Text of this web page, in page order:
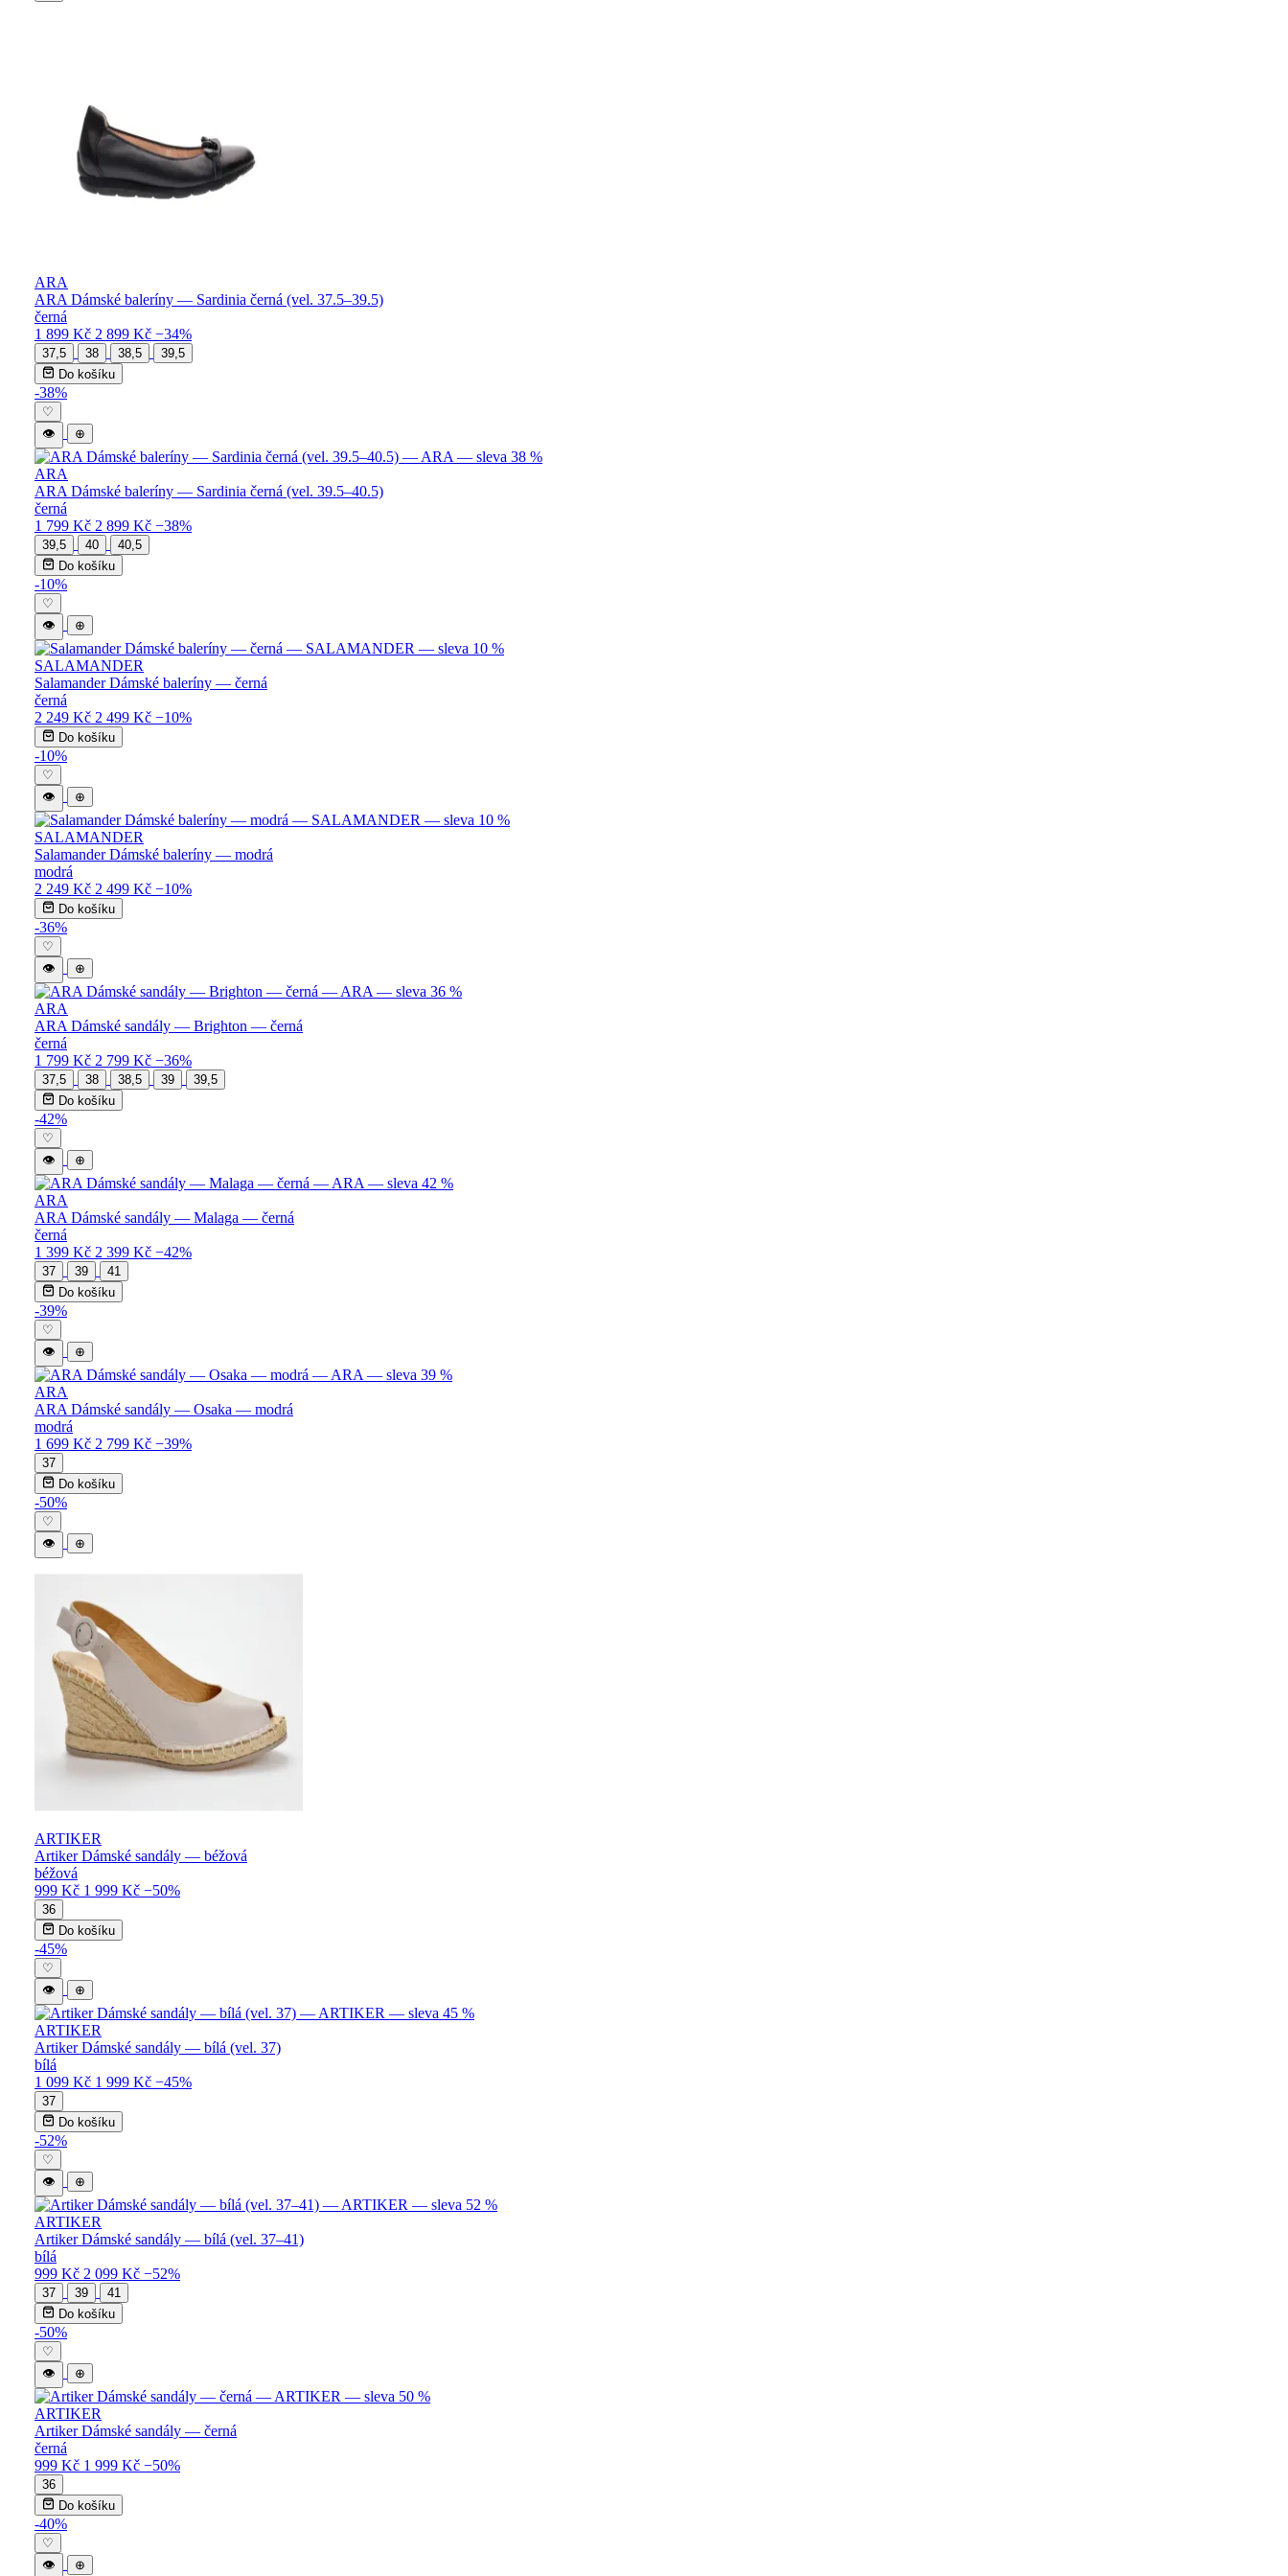
ARA
ARA Dámské baleríny — Sardinia černá (vel. 37.5–39.5)
černá
1 899 Kč 2 899 Kč −34%
37,5 38 38,5
39,5
Do košíku
-38%
♡
👁
⊕
ARA
ARA Dámské baleríny — Sardinia černá (vel. 39.5–40.5)
černá
1 799 Kč 2 899 Kč −38%
39,5 40
40,5
Do košíku
-10%
♡
👁
⊕
SALAMANDER
Salamander Dámské baleríny — černá
černá
2 249 Kč 2 499 Kč −10%
Do košíku
-10%
♡
👁
⊕
SALAMANDER
Salamander Dámské baleríny — modrá
modrá
2 249 Kč 2 499 Kč −10%
Do košíku
-36%
♡
👁
⊕
ARA
ARA Dámské sandály — Brighton — černá
černá
1 799 Kč 2 799 Kč −36%
37,5 38 38,5 39
39,5
Do košíku
-42%
♡
👁
⊕
ARA
ARA Dámské sandály — Malaga — černá
černá
1 399 Kč 2 399 Kč −42%
37 39
41
Do košíku
-39%
♡
👁
⊕
ARA
ARA Dámské sandály — Osaka — modrá
modrá
1 699 Kč 2 799 Kč −39%
37
Do košíku
-50%
♡
👁
⊕
ARTIKER
Artiker Dámské sandály — béžová
béžová
999 Kč 1 999 Kč −50%
36
Do košíku
-45%
♡
👁
⊕
ARTIKER
Artiker Dámské sandály — bílá (vel. 37)
bílá
1 099 Kč 1 999 Kč −45%
37
Do košíku
-52%
♡
👁
⊕
ARTIKER
Artiker Dámské sandály — bílá (vel. 37–41)
bílá
999 Kč 2 099 Kč −52%
37 39
41
Do košíku
-50%
♡
👁
⊕
ARTIKER
Artiker Dámské sandály — černá
černá
999 Kč 1 999 Kč −50%
36
Do košíku
-40%
♡
👁
⊕